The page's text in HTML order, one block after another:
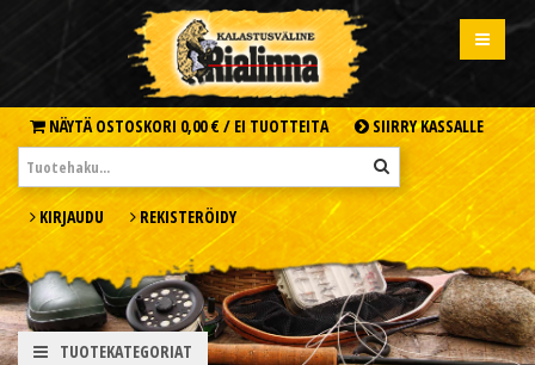
NÄYTÄ OSTOSKORI 0,00 € / EI TUOTTEITA SIIRRY KASSALLE
KIRJAUDU REKISTERÖIDY
TUOTEKATEGORIAT